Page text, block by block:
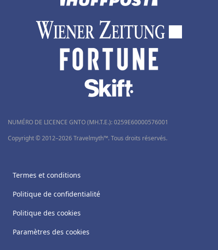
NUMÉRO DE LICENCE GNTO (MH.T.E.): 0259Ε60000576001
Copyright © 2012–2026 Travelmyth™. Tous droits réservés.
Termes et conditions
Politique de confidentialité
Politique des cookies
Paramètres des cookies